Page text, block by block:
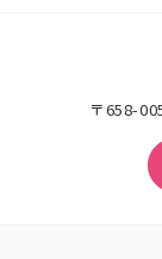
〒658-